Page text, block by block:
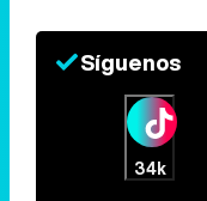
Síguenos
34k